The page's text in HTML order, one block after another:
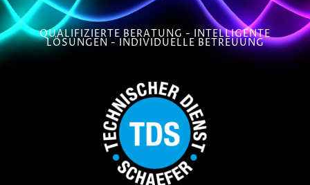
QUALIFIZIERTE BERATUNG - INTELLIGENTE
LÖSUNGEN - INDIVIDUELLE BETREUUNG